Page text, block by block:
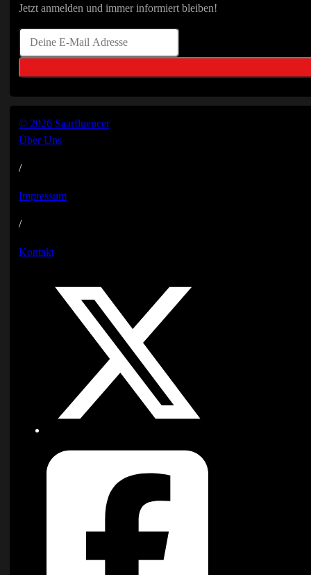
Jetzt anmelden und immer informiert bleiben!
© 2026 Saarfluencer
Über Uns
/
Impressum
/
Kontakt